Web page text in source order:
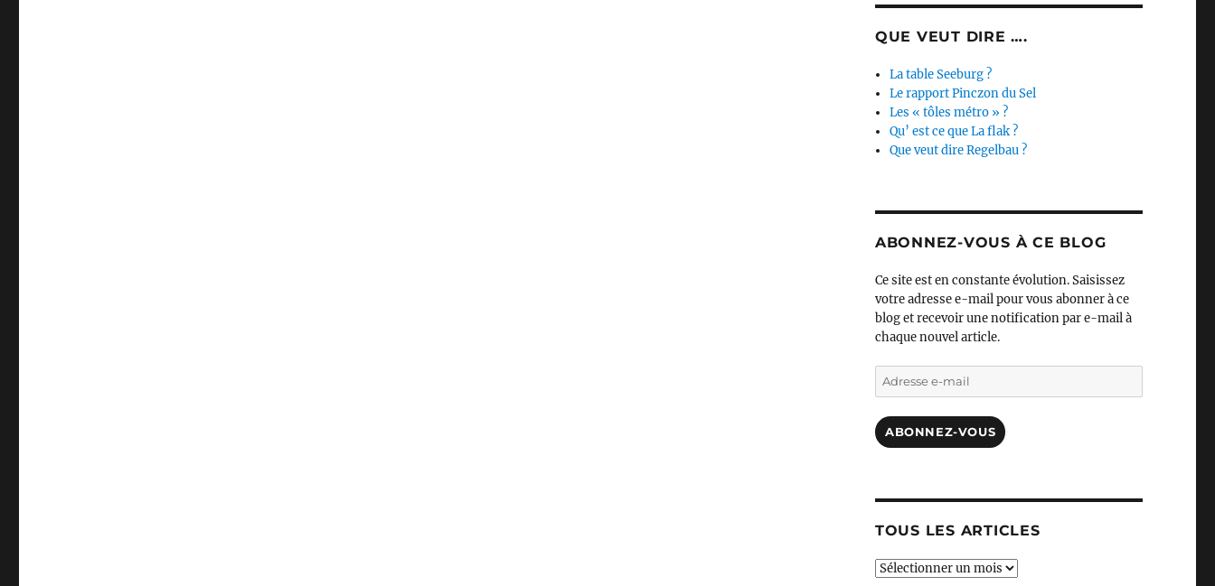
QUE VEUT DIRE ….
La table Seeburg ?
Le rapport Pinczon du Sel
Les « tôles métro » ?
Qu’ est ce que La flak ?
Que veut dire Regelbau ?
ABONNEZ-VOUS À CE BLOG
Ce site est en constante évolution. Saisissez
votre adresse e-mail pour vous abonner à ce
blog et recevoir une notification par e-mail à
chaque nouvel article.
Adresse
e-
ABONNEZ-VOUS
TOUS LES ARTICLES
TOUS